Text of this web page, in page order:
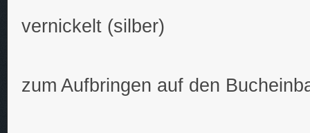
vernickelt (silber)
zum Aufbringen auf den